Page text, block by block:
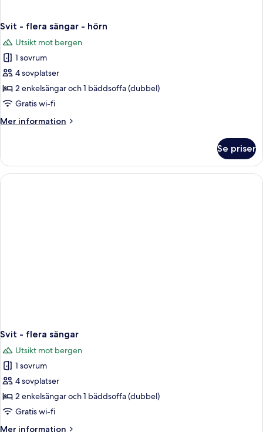
Svit - flera sängar - hörn
Utsikt mot bergen
1 sovrum
4 sovplatser
2 enkelsängar och 1 bäddsoffa (dubbel)
Gratis wi-fi
Mer information
Mer
-
flera
sängar
Se priser
Svit - flera sängar
Utsikt mot bergen
1 sovrum
4 sovplatser
2 enkelsängar och 1 bäddsoffa (dubbel)
Gratis wi-fi
Mer information
Mer